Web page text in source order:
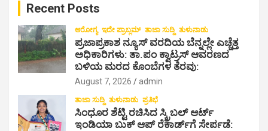
Recent Posts
ಆರೋಗ್ಯ ಇದೇ ಪ್ರಾಬ್ಲಮ್ ತಾಜಾ ಸುದ್ದಿ ತುಳುನಾಡು
ಪ್ರಜಾಪ್ರಕಾಶ ನ್ಯೂಸ್ ವರದಿಯ ಬೆನ್ನಲ್ಲೇ ಎಚ್ಚೆತ್ತ
ಅಧಿಕಾರಿಗಳು: ತಾ.ಪಂ ಕ್ವಾಟ್ರಸ್ ಆವರಣದ
ಬಳಿಯ ಮರದ ಕೊಂಬೆಗಳ ತೆರವು:
August 7, 2026 admin
ತಾಜಾ ಸುದ್ದಿ ತುಳುನಾಡು ಪ್ರತಿಭೆ
ಸಿಂಧೂರ ಶೆಟ್ಟಿ ರಚಿಸಿದ ಸ್ಕ್ರಿಬಲ್ ಆರ್ಟ್
ಇಂಡಿಯಾ ಬುಕ್ ಆಪ್ ರೆಕಾರ್ಡ್‌ಗೆ ಸೇರ್ಪಡೆ: